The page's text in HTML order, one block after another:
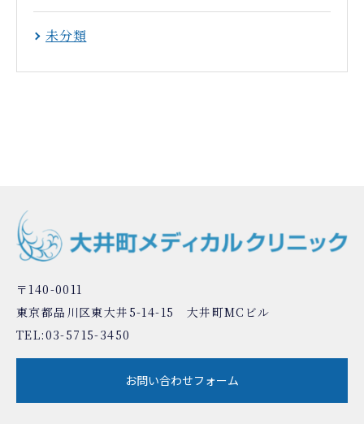
未分類
〒140-0011
東京都品川区東大井5-14-15 大井町MCビル
TEL:03-5715-3450
お問い合わせフォーム